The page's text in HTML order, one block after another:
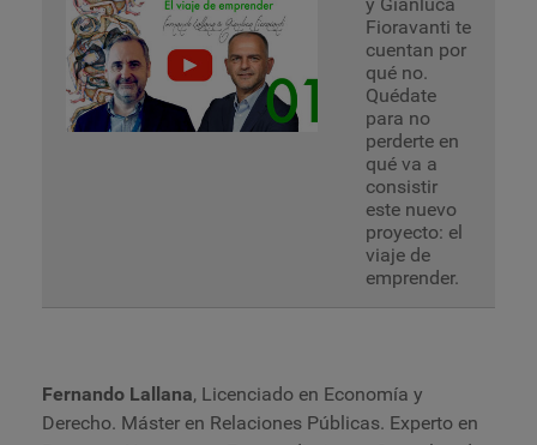
Fioravanti te
cuentan por
qué no.
Quédate
para no
perderte en
qué va a
consistir
este nuevo
proyecto: el
viaje de
emprender.
Fernando Lallana, Licenciado en Economía y
Derecho. Máster en Relaciones Públicas. Experto en